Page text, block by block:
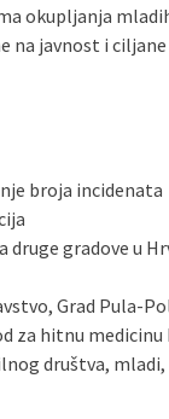
okupljanja
na javnost i ciljane
broja incidenata
druge gradove u
Grad Pula-
hitnu medicinu
društva,